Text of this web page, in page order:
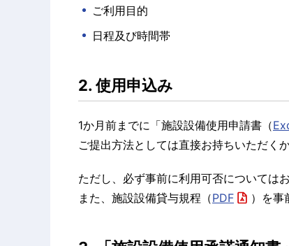
ご利用目的
日程及び時間帯
2. 使用申込み
1か月前までに「施設設備使用申請書（
ご提出方法としては直接お持ちいただく
ただし、必ず事前に利用可否については
また、施設設備貸与規程（PDF ）を事